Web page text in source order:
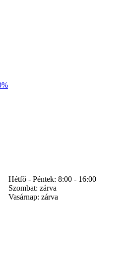
Hétfő - Péntek: 8:00 - 16:00
Szombat: zárva
Vasárnap: zárva